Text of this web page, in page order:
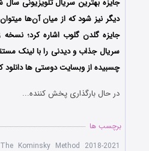
جایزه گلدن گلوب اشاره کرد؛
سریال جذاب و دیدنی را با لینک
چسبیده از وبسایت دوستی ها دانلود
در حال بارگذاری پخش کننده...
برچسب ها
The Kominsky Method 2018-2021